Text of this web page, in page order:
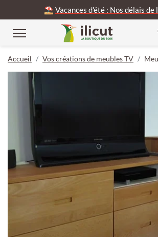
⛱️ Vacances d'été : Nos délais
Accueil Vos créations de meubles TV